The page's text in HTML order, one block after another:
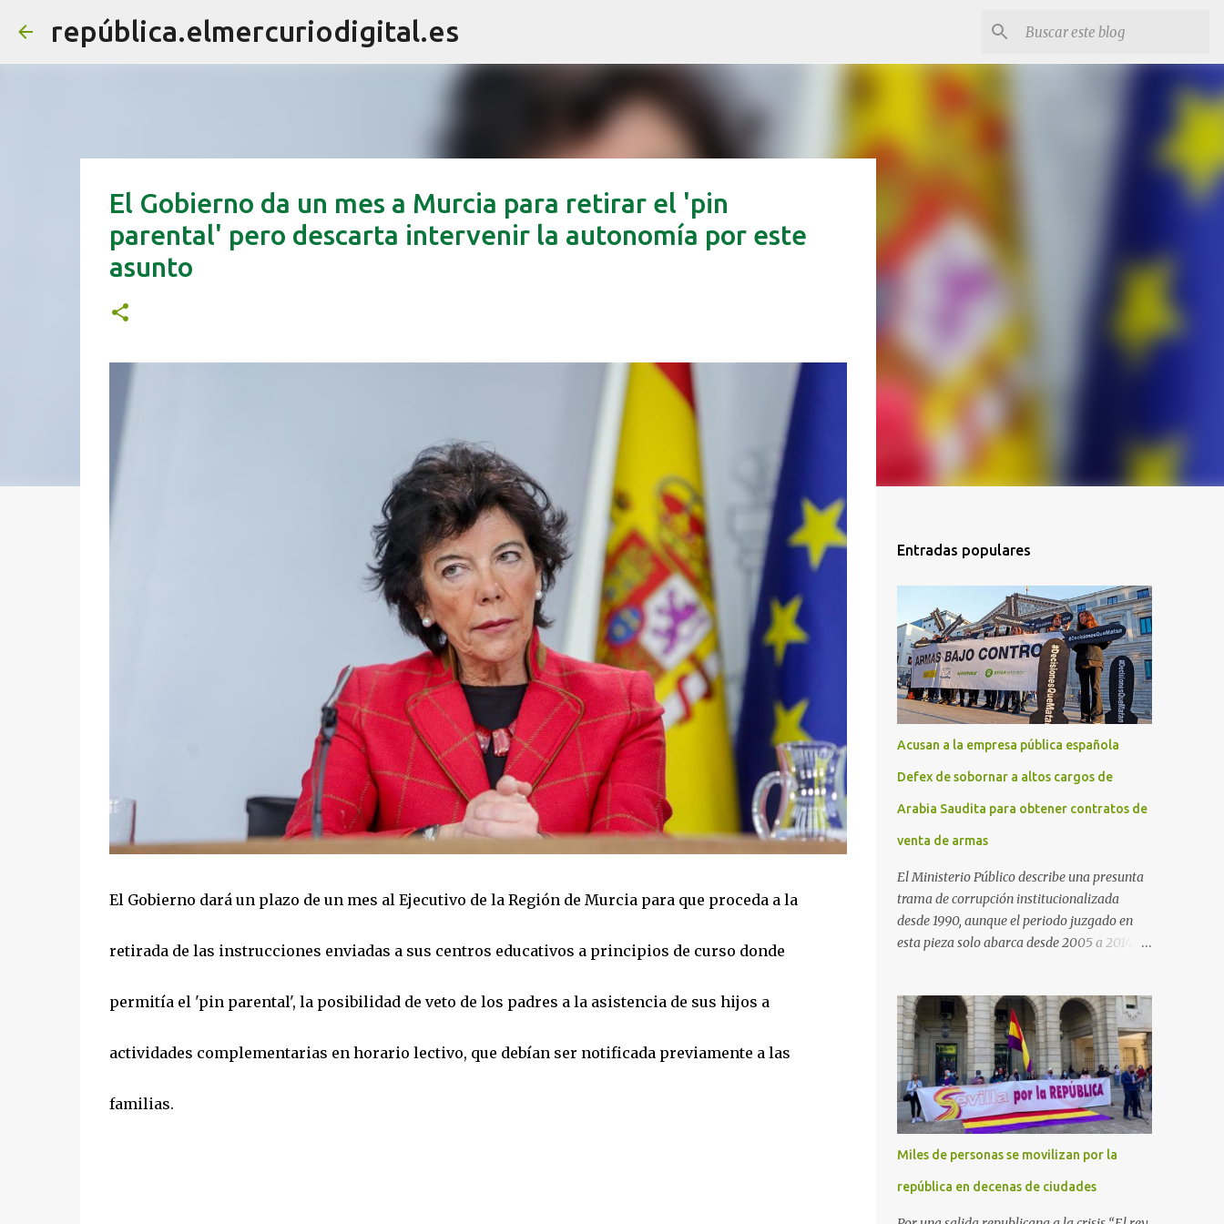
república.elmercuriodigital.es
El Gobierno da un mes a Murcia para retirar el 'pin
parental' pero descarta intervenir la autonomía por este
asunto
El Gobierno dará un plazo de un mes al Ejecutivo de la Región de Murcia para que proceda a la
retirada de las instrucciones enviadas a sus centros educativos a principios de curso donde
permitía el 'pin parental', la posibilidad de veto de los padres a la asistencia de sus hijos a
actividades complementarias en horario lectivo, que debían ser notificada previamente a las
familias.
Entradas populares
Acusan a la empresa pública española
Defex de sobornar a altos cargos de
Arabia Saudita para obtener contratos de
venta de armas
El Ministerio Público describe una presunta
trama de corrupción institucionalizada
desde 1990, aunque el periodo juzgado en
esta pieza solo abarca desde 2005 a 2014, el
de cárcel de hasta 29 años por diversos
delitos de corrupción a ocho personas,
presuntamente cometidos durante las
ventas de material militar a Arabia Saudita
a través de la empresa pública española
Defex, disuelta. El fiscal Conrado Saiz
describe en su escrito de conclusiones cómo
la empresa pública Defex pagó comisiones
ilegales a diversas autoridades del régimen
Miles de personas se movilizan por la
república en decenas de ciudades